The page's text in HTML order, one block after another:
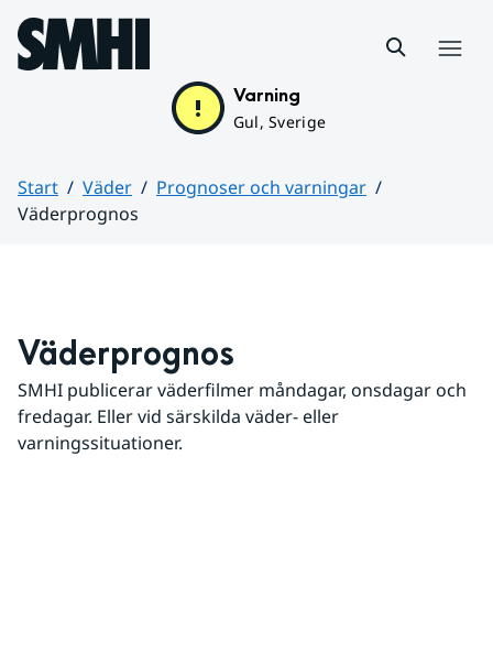
Hoppa till sidans innehåll
Varning
Gul, Sverige
Start Väder
Prognoser och varningar
Väderprognos
Väderprognos
SMHI publicerar väderfilmer måndagar, onsdagar och
fredagar. Eller vid särskilda väder- eller
varningssituationer.